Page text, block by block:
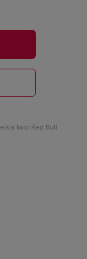
kaip Red Bull